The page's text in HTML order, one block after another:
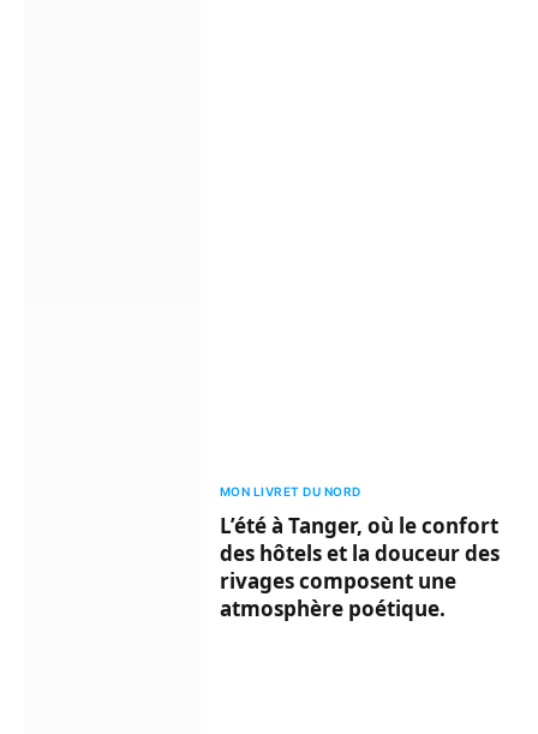
MON LIVRET DU NORD
L’été à Tanger, où le confort
des hôtels et la douceur des
rivages composent une
atmosphère poétique.